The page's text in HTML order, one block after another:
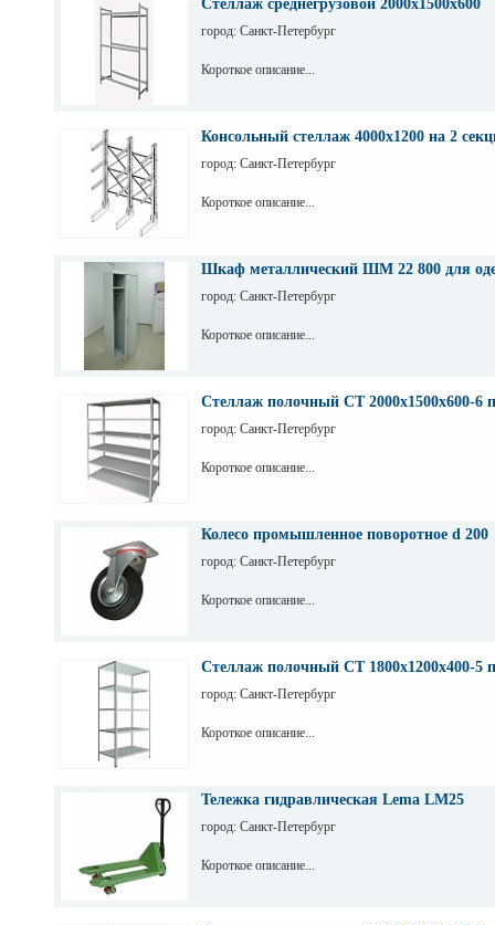
Стеллаж среднегрузовой 2000х1500х600
город: Санкт-Петербург
Короткое описание...
Консольный стеллаж 4000х1200 на 2
город: Санкт-Петербург
Короткое описание...
Шкаф металлический ШМ 22 800 для
город: Санкт-Петербург
Короткое описание...
Стеллаж полочный СТ 2000х1500х600-6
город: Санкт-Петербург
Короткое описание...
Колесо промышленное поворотное d 200
город: Санкт-Петербург
Короткое описание...
Стеллаж полочный СТ 1800х1200х400-5
город: Санкт-Петербург
Короткое описание...
Тележка гидравлическая Lema LM25
город: Санкт-Петербург
Короткое описание...